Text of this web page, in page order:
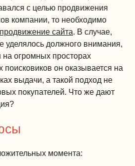
с целью продвижения
компании, то необходимо
продвижение сайта. В случае,
уделялось должного внимания,
на огромных просторах
поисковиков он оказывается на
выдачи, а такой подход не
покупателей. Что же дают
момента: